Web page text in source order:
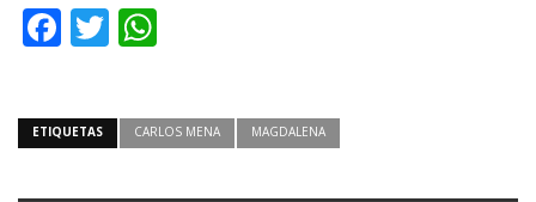
Facebook
Twitter
ETIQUETAS CARLOS MENA MAGDALENA